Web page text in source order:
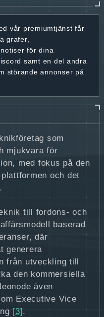
vår premiumtjänst får
grafer,
notiser för dina
samt en del andra
störande annonser på
som
mjukvara för
med fokus på den
och det
.
till fordons- och
baserad
där
generera
från utveckling till
den kommersiella
även
Executive Vice
[3] .